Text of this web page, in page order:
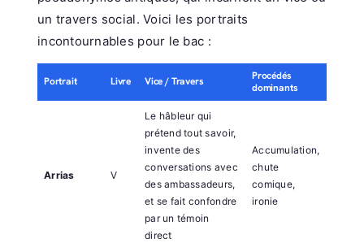
un travers social. Voici les portraits
incontournables pour le bac :
Portrait Livre Vice / Travers
Procédés
dominants
Arrias V
Le hâbleur qui
prétend tout savoir,
invente des
conversations avec
des ambassadeurs,
et se fait confondre
par un témoin
direct
Accumulation,
chute
comique,
ironie